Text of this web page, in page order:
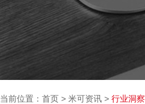
当前位置： 首页 > 米可资讯 > 行业洞察